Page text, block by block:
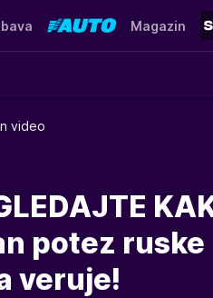
Magazin
video
potez ruske
veruje!